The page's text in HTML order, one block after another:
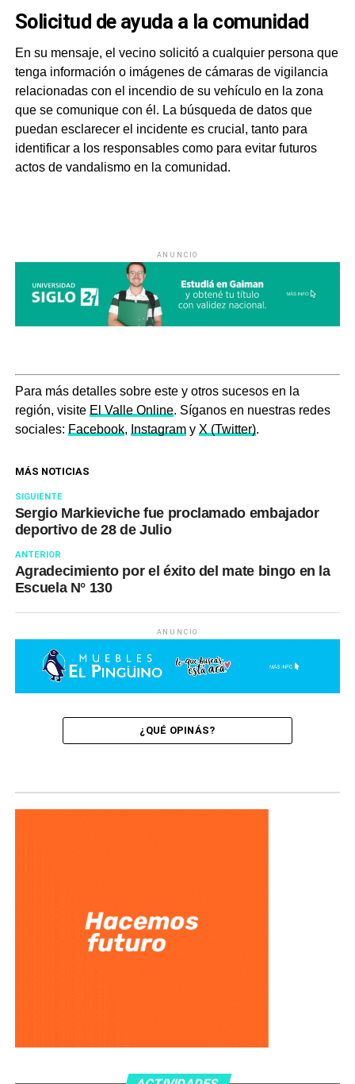
Solicitud de ayuda a la comunidad
En su mensaje, el vecino solicitó a cualquier persona que
tenga información o imágenes de cámaras de vigilancia
relacionadas con el incendio de su vehículo en la zona
que se comunique con él. La búsqueda de datos que
puedan esclarecer el incidente es crucial, tanto para
identificar a los responsables como para evitar futuros
actos de vandalismo en la comunidad.
ANUNCIO
Para más detalles sobre este y otros sucesos en la
región, visite El Valle Online. Síganos en nuestras redes
sociales: Facebook, Instagramy X (Twitter).
MÁS NOTICIAS
SIGUIENTE
Sergio Markieviche fue proclamado embajador
deportivo de 28 de Julio
ANTERIOR
Agradecimiento por el éxito del mate bingo en la
Escuela N° 130
ANUNCIO
¿QUÉ OPINÁS?